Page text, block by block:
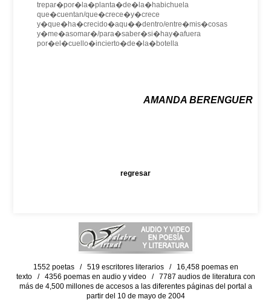
trepar�por�la�planta�de�la�habichuela
que�cuentan/que�crece�y�crece
y�que�ha�crecido�aqu��dentro/entre�mis�cosas
y�me�asomar�/para�saber�si�hay�afuera
por�el�cuello�incierto�de�la�botella
AMANDA BERENGUER
regresar
1552 poetas / 519 escritores literarios / 16,458 poemas en
texto / 4356 poemas en audio y video / 7787 audios de literatura con
más de 4,500 millones de accesos a las diferentes páginas del portal a
partir del 10 de mayo de 2004